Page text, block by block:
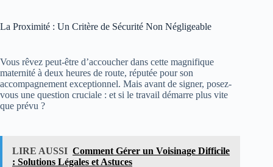
La Proximité : Un Critère de Sécurité Non Négligeable
Vous rêvez peut-être d’accoucher dans cette magnifique
maternité à deux heures de route, réputée pour son
accompagnement exceptionnel. Mais avant de signer, posez-
vous une question cruciale : et si le travail démarre plus vite
que prévu ?
LIRE AUSSI Comment Gérer un Voisinage Difficile
: Solutions Légales et Astuces